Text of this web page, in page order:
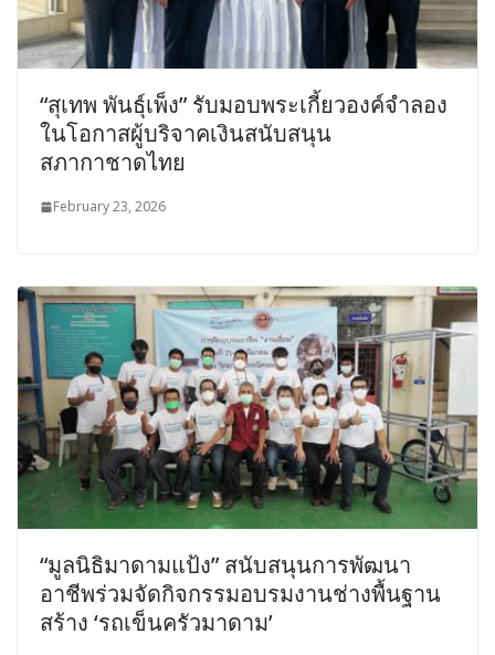
“สุเทพ พันธุ์เพ็ง” รับมอบพระเกี้ยวองค์จำลอง
ในโอกาสผู้บริจาคเงินสนับสนุน
สภากาชาดไทย
February 23, 2026
“มูลนิธิมาดามแป้ง” สนับสนุนการพัฒนา
อาชีพร่วมจัดกิจกรรมอบรมงานช่างพื้นฐาน
สร้าง ‘รถเข็นครัวมาดาม’